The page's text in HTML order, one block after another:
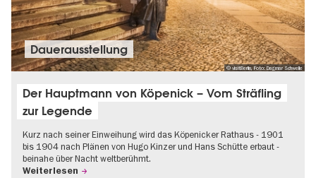
© visitBerlin, Foto: Dagmar Schwelle
Dauer­aus­stel­lung
Der Hauptmann von Köpenick – Vom Sträfling
zur Legende
Kurz nach seiner Einweihung wird das Köpenicker Rathaus - 1901
bis 1904 nach Plänen von Hugo Kinzer und Hans Schütte erbaut -
beinahe über Nacht weltberühmt.
Weiterlesen